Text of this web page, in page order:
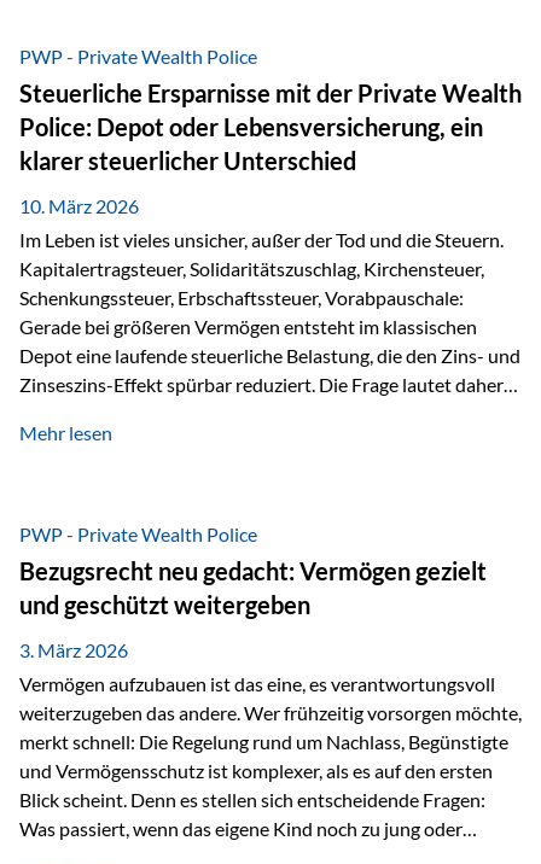
Stunden pro Jahr für vertrieblich tätige Personen in der
Versicherungsbranche. Über die Weiterbildungsdatenbank
von „gut beraten“ können absolvierte Bildungsmaßnahmen
zentral erfasst und dokumentiert werden. „gut beraten“
zertifiziert Als zertifizierter Bildungsanbieter können unsere
Webinare nun für die…
PWP - Private Wealth Police
Steuerliche Ersparnisse mit der Private Wealth
Police: Depot oder Lebensversicherung, ein
klarer steuerlicher Unterschied
10. März 2026
Im Leben ist vieles unsicher, außer der Tod und die Steuern.
Kapitalertragsteuer, Solidaritätszuschlag, Kirchensteuer,
Schenkungssteuer, Erbschaftssteuer, Vorabpauschale:
Gerade bei größeren Vermögen entsteht im klassischen
Depot eine laufende steuerliche Belastung, die den Zins- und
Zinseszins-Effekt spürbar reduziert. Die Frage lautet daher:
nicht laufend Kapital entziehen – sondern möglichst lange im
Privatdepot fallen an: Abgeltungssteuer Fondsbesteuerung
(Vorabpauschale, Teilfreistellung) Kein steuerlicher Abzug
der Vermögensverwaltungs-Gebühren /
Depotbankgebühren Jährliches Steuerreporting erforderlich
Zinsen, Dividenden und Kursgewinne werden laufend
besteuert.
Mehr lesen
PWP - Private Wealth Police
Bezugsrecht neu gedacht: Vermögen gezielt
und geschützt weitergeben
3. März 2026
Vermögen aufzubauen ist das eine, es verantwortungsvoll
weiterzugeben das andere. Wer frühzeitig vorsorgen möchte,
merkt schnell: Die Regelung rund um Nachlass, Begünstigte
und Vermögensschutz ist komplexer, als es auf den ersten
Blick scheint. Denn es stellen sich entscheidende Fragen:
Was passiert, wenn das eigene Kind noch zu jung oder